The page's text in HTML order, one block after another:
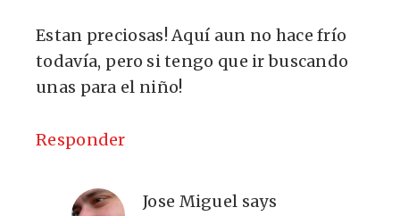
Estan preciosas! Aquí aun no hace frío
todavía, pero si tengo que ir buscando
unas para el niño!
Responder
Jose Miguel says